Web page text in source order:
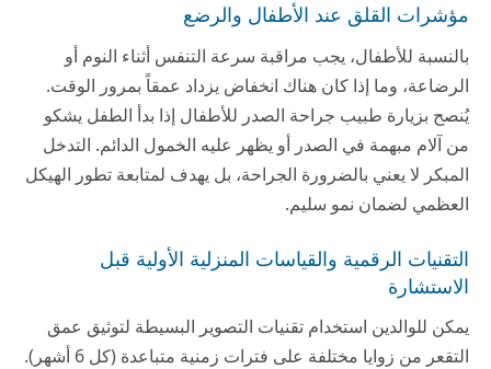
مؤشرات القلق عند الأطفال والرضع
بالنسبة للأطفال، يجب مراقبة سرعة التنفس أثناء النوم أو
الرضاعة، وما إذا كان هناك انخفاض يزداد عمقاً بمرور الوقت.
يُنصح بزيارة طبيب جراحة الصدر للأطفال إذا بدأ الطفل يشكو
من آلام مبهمة في الصدر أو يظهر عليه الخمول الدائم. التدخل
المبكر لا يعني بالضرورة الجراحة، بل يهدف لمتابعة تطور الهيكل
العظمي لضمان نمو سليم.
التقنيات الرقمية والقياسات المنزلية الأولية قبل
الاستشارة
يمكن للوالدين استخدام تقنيات التصوير البسيطة لتوثيق عمق
التقعر من زوايا مختلفة على فترات زمنية متباعدة (كل 6 أشهر).